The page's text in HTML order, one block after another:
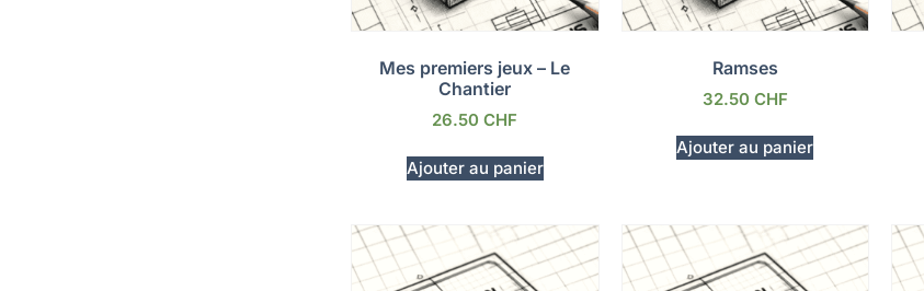
Mes premiers jeux – Le
Chantier
26.50CHF
Ajouter au panier
Ramses
32.50 CHF
Ajouter au panier